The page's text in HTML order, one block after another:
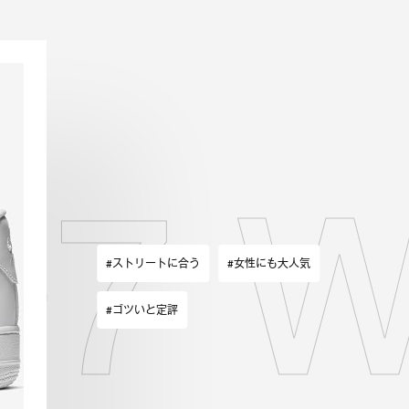
#ストリートに合う #女性にも大人気
#ゴツいと定評